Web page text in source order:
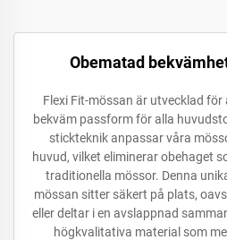
Obematad
Flexi Fit-mössan är utvecklad
bekväm passform för alla
stickteknik anpassar våra
huvud, vilket eliminerar obehaget
traditionella mössor. Denna
mössan sitter säkert på plats,
eller deltar i en avslappnad
högkvalitativa material som